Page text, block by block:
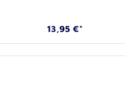
13,95 €*